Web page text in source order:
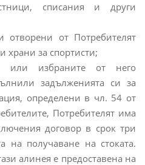
списания и други
от Потребителят
храни за спортисти;
или избраните от него
задълженията си за
определени в чл. 54 от
Потребителят има
договор в срок три
на получаване на стоката.
алинея е предоставена на